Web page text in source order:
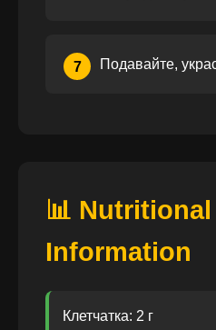
7 Подавайте,
📊 Nutritional
Information
Клетчатка: 2 г